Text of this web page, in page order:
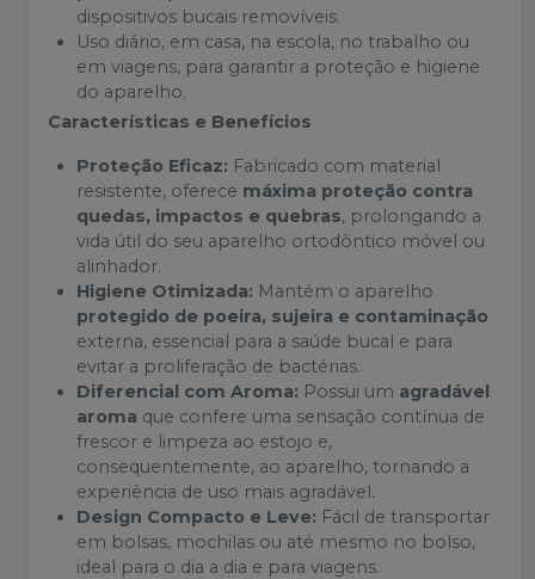
dispositivos bucais removíveis.
Uso diário, em casa, na escola, no trabalho ou
em viagens, para garantir a proteção e higiene
do aparelho.
Características e Benefícios
Proteção Eficaz: Fabricado com material
resistente, oferece máxima proteção contra
quedas, impactos e quebras, prolongando a
vida útil do seu aparelho ortodôntico móvel ou
alinhador.
Higiene Otimizada: Mantém o aparelho
protegido de poeira, sujeira e contaminação
externa, essencial para a saúde bucal e para
evitar a proliferação de bactérias.
Diferencial com Aroma: Possui um agradável
aroma que confere uma sensação contínua de
frescor e limpeza ao estojo e,
consequentemente, ao aparelho, tornando a
experiência de uso mais agradável.
Design Compacto e Leve: Fácil de transportar
em bolsas, mochilas ou até mesmo no bolso,
ideal para o dia a dia e para viagens.